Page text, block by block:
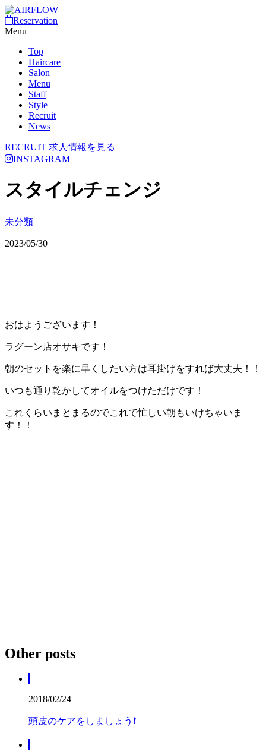
Reservation
Menu
Top
Haircare
Salon
Menu
Staff
Style
Recruit
News
RECRUIT 求人情報を見る
INSTAGRAM
スタイルチェンジ
未分類
2023/05/30
おはようございます！
ラグーン店オサキです！
朝のセットを楽に早くしたい方は耳掛けをすれば大丈夫！！
いつも通り乾かしてオイルをつけただけです！
これくらいまとまるのでこれで忙しい朝もいけちゃいま
す！！
Other posts
2018/02/24
頭皮のケアをしましょう❗